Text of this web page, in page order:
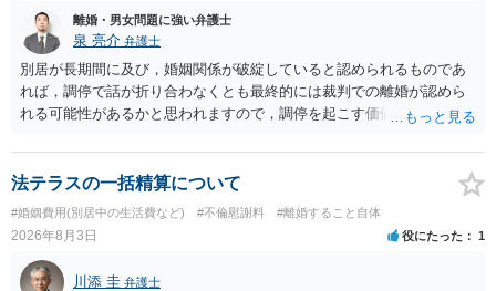
離婚・男女問題に強い弁護士
泉 亮介 弁護士
別居が長期間に及び，婚姻関係が破綻していると認められるものであ
れば，調停で話が折り合わなくとも最終的には裁判での離婚が認めら
れる可能性があるかと思われますので，調停を起こす価値はあるよう
は調停が成立するということはないため，相手が合意するメリットを
だしてでも調停で終わらせるよう努めるのか，裁判離婚を見据えて調
停での離婚に固執しないかいずれかの対応は必要となるかと思われま
す。 お一人で対応するのは難しい側面もありますので弁護士を立てる
ことを検討されると良いかと思われます。
法テラスの一括精算について
#婚姻費用(別居中の生活費など) #不倫慰謝料 #離婚すること自体
2026年8月3日 役にたった 1
川添 圭 弁護士